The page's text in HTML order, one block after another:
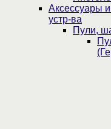
Аксессуары
устр-ва
Пули,